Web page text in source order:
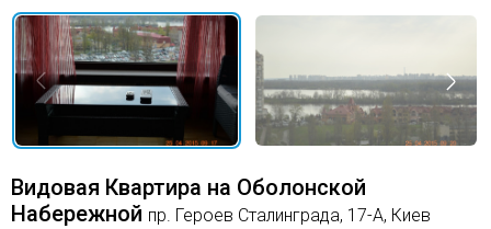
Видовая Квартира на Оболонской
Набережной пр. Героев Сталинграда, 17-А, Киев